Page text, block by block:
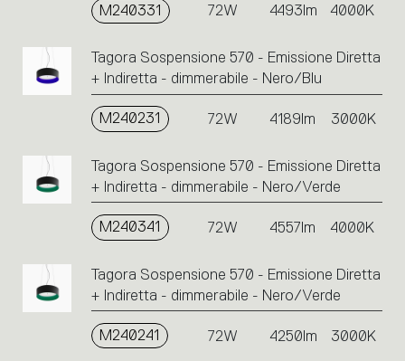
M240331 72W 4493lm 4000K
Tagora Sospensione 570 - Emissione Diretta
+ Indiretta - dimmerabile - Nero/Blu
M240231 72W 4189lm 3000K
Tagora Sospensione 570 - Emissione Diretta
+ Indiretta - dimmerabile - Nero/Verde
M240341 72W 4557lm 4000K
Tagora Sospensione 570 - Emissione Diretta
+ Indiretta - dimmerabile - Nero/Verde
M240241 72W 4250lm 3000K